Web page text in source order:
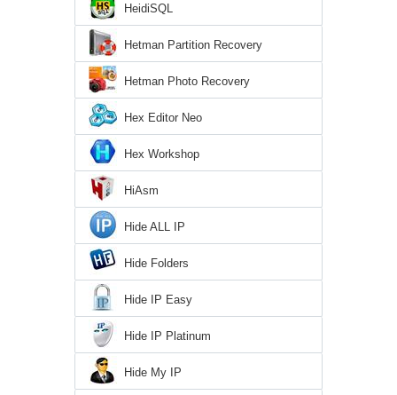
HeidiSQL
Hetman Partition Recovery
Hetman Photo Recovery
Hex Editor Neo
Hex Workshop
HiAsm
Hide ALL IP
Hide Folders
Hide IP Easy
Hide IP Platinum
Hide My IP